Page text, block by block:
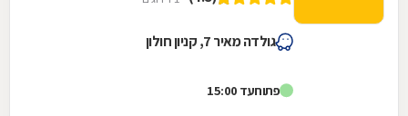
גולדה מאיר 7, קניון חולון
פתוחעד 15:00